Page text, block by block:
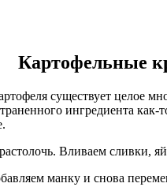
Картофельные
существует целое
ингредиента как-
Вливаем сливки,
манку и снова